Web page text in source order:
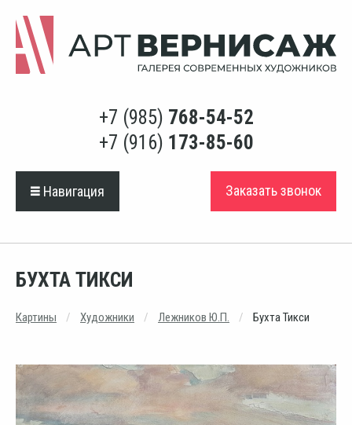
+7 (985) 768-54-52
+7 (916) 173-85-60
Навигация Заказать звонок
БУХТА ТИКСИ
Картины Художники Лежников Ю.П. Бухта Тикси